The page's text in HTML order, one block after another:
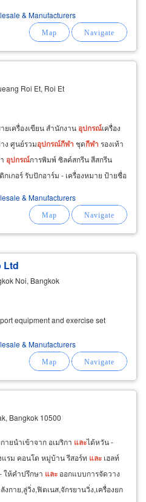
& Manufacturers
Roi Et, Roi Et
ยเครื่องเขียน สำนักงาน อุปกรณ์เครื่อง
ง ศูนย์รวมอุปกรณ์กีฬา ชุดกีฬา รองเท้า
อุปกรณ์การพิมพ์ ซิลค์สกรีน สีสกรีน
เกอร์ รับปักอาร์ม - เครื่องหมาย ป้ายชื่อ
& Manufacturers
Ltd
Noi, Bangkok
equipment and exercise set
& Manufacturers
Bangkok 10500
ายนำเข้าจาก อเมริกา และไต้หวัน -
แรม คอนโด หมู่บ้าน รีสอร์ท และ เฮลท์
ให้คำปรึกษา และ ออกแบบการจัดวาง
กาย,ลู่วิ่ง,ฟิตเนส,จักรยานวิ่ง,เครื่องยก